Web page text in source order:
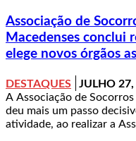
Associação de
Macedenses conclui
elege novos órgãos
DESTAQUES
JULHO
A Associação de
deu mais um passo
atividade, ao realizar a